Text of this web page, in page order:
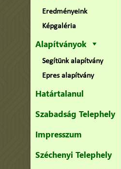
Eredményeink
Képgaléria
Alapítványok
Segítünk alapítvány
Epres alapítvány
Határtalanul
Szabadság Telephely
Impresszum
Széchenyi Telephely